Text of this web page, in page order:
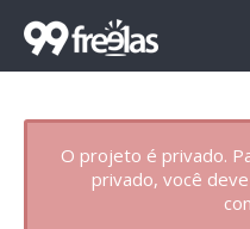
O projeto é privado.
privado, você